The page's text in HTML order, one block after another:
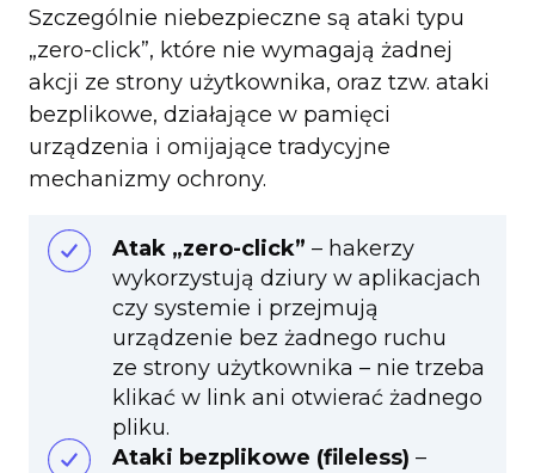
Szczególnie niebezpieczne są ataki typu
„zero-click”, które nie wymagają żadnej
akcji ze strony użytkownika, oraz tzw. ataki
bezplikowe, działające w pamięci
urządzenia i omijające tradycyjne
mechanizmy ochrony.
Atak „zero-click” – hakerzy
wykorzystują dziury w aplikacjach
czy systemie i przejmują
urządzenie bez żadnego ruchu
ze strony użytkownika – nie trzeba
klikać w link ani otwierać żadnego
pliku.
Ataki bezplikowe (fileless) –